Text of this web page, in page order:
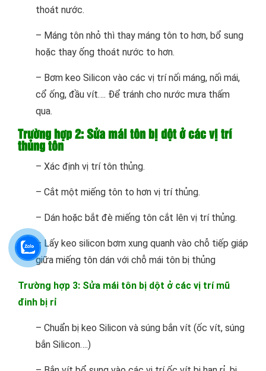
thoát nước.
– Máng tôn nhỏ thì thay máng tôn to hơn, bổ sung
hoặc thay ống thoát nước to hơn.
– Bơm keo Silicon vào các vị trí nối máng, nối mái,
cổ ống, đầu vít…. Để tránh cho nước mưa thấm
qua.
Trường hợp 2: Sửa mái tôn bị dột ở các vị trí
thủng tôn
– Xác định vị trí tôn thủng.
– Cắt một miếng tôn to hơn vị trí thủng.
– Dán hoặc bắt đè miếng tôn cắt lên vị trí thủng.
– Lấy keo silicon bơm xung quanh vào chỗ tiếp giáp
giữa miếng tôn dán với chỗ mái tôn bị thủng
Trường hợp 3: Sửa mái tôn bị dột ở các vị trí mũ
đinh bị rỉ
– Chuẩn bị keo Silicon và súng bắn vít (ốc vít, súng
bắn Silicon….)